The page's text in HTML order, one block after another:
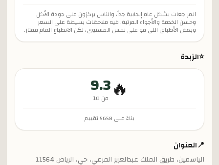
المراجعات بشكل عام إيجابية جداً، والناس يركزون على جودة الأكل
وحسن الخدمة والأجواء المرتبة. فيه ملاحظات بسيطة على السعر
وبعض الأطباق اللي مو على نفس المستوى، لكن الانطباع العام ممتاز.
⭐الزبدة
🔥
9.3
من 10
بناءً على 5658تقييم
📍العنوان
الياسمين، طريق الملك عبدالعزيز الفرعي، حي، الرياض 11564